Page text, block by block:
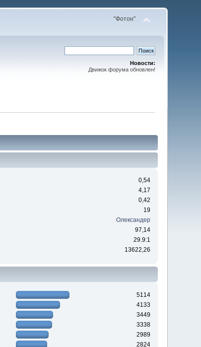
"Фотон"
Новости:
Движок форума обновлен!
0,54
4,17
0,42
19
Олександер
97,14
29.9:1
13622,26
5114
4133
3449
3338
2989
2824